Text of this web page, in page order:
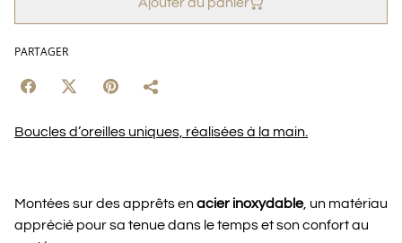
PARTAGER
Boucles d’oreilles uniques, réalisées à la main.
Montées sur des apprêts enacier inoxydable, un matériau
apprécié pour sa tenue dans le temps et son confort au